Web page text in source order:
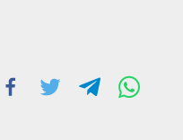
Facebook
Twitter Telegram